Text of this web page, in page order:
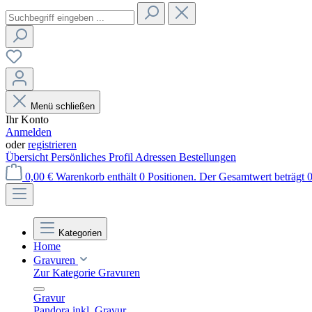
Menü schließen
Ihr Konto
Anmelden
oderregistrieren
ÜbersichtPersönliches ProfilAdressen Bestellungen
0,00 € Warenkorb enthält 0 Positionen. Der Gesamtwert beträgt
Kategorien
Home
Gravuren
Zur Kategorie Gravuren
Gravur